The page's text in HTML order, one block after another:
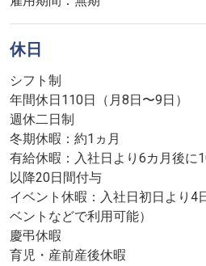
休日
シフト制
年間休日110日（月8日〜9日）
週休二日制
冬期休暇：約1ヵ月
有給休暇：入社日より6カ月後に
以降20日間付与
イベント休暇：入社日初日より4
ベントなどで利用可能）
慶弔休暇
育児・産前産後休暇